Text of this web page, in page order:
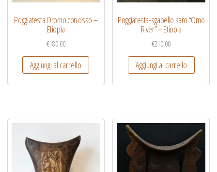
Poggiatesta Oromo con osso –
Etiopia
€180.00
Aggiungi al carrello
Poggiatesta-sgabello Karo “Omo
River” – Etiopia
€210.00
Aggiungi al carrello